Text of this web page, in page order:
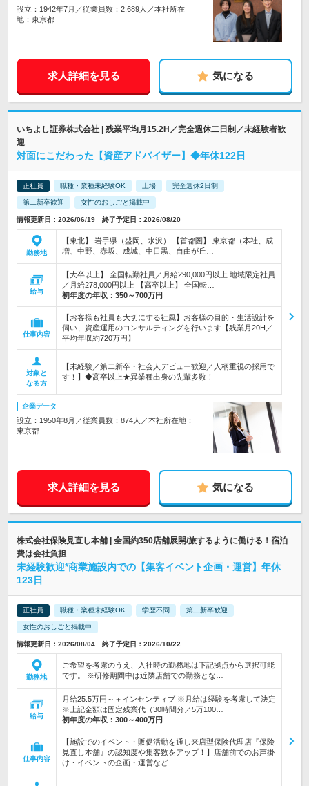
設立：1942年7月／従業員数：2,689人／本社所在
地：東京都
求人詳細を見る 気になる
いちよし証券株式会社 | 残業平均月15.2H／完全週休二日制／未経験者歓
迎
対面にこだわった【資産アドバイザー】◆年休122日
正社員 職種・業種未経験OK 上場 完全週休2日制
第二新卒歓迎 女性のおしごと掲載中
情報更新日：2026/06/19 終了予定日：2026/08/20
勤務地
【東北】 岩手県（盛岡、水沢） 【首都圏】 東京都（本社、成
増、中野、赤坂、成城、中目黒、自由が丘…
給与
【大卒以上】 全国転勤社員／月給290,000円以上 地域限定社員
／月給278,000円以上 【高卒以上】 全国転…
初年度の年収： 350～700万円
仕事内容
【お客様も社員も大切にする社風】お客様の目的・生活設計を
伺い、資産運用のコンサルティングを行います【残業月20H／
平均年収約720万円】
対象と
なる方
【未経験／第二新卒・社会人デビュー歓迎／人柄重視の採用で
す！】◆高卒以上★異業種出身の先輩多数！
企業データ
設立：1950年8月／従業員数：874人／本社所在地：
東京都
求人詳細を見る 気になる
株式会社保険見直し本舗 | 全国約350店舗展開/旅するように働ける！宿泊
費は会社負担
未経験歓迎*商業施設内での【集客イベント企画・運営】年休
123日
正社員 職種・業種未経験OK 学歴不問 第二新卒歓迎
女性のおしごと掲載中
情報更新日：2026/08/04 終了予定日：2026/10/22
勤務地
ご希望を考慮のうえ、入社時の勤務地は下記拠点から選択可能
です。 ※研修期間中は近隣店舗での勤務とな…
給与
月給25.5万円～＋インセンティブ ※月給は経験を考慮して決定
※上記金額は固定残業代（30時間分／5万100…
初年度の年収： 300～400万円
仕事内容
【施設でのイベント・販促活動を通し来店型保険代理店『保険
見直し本舗』の認知度や集客数をアップ！】店舗前でのお声掛
け・イベントの企画・運営など